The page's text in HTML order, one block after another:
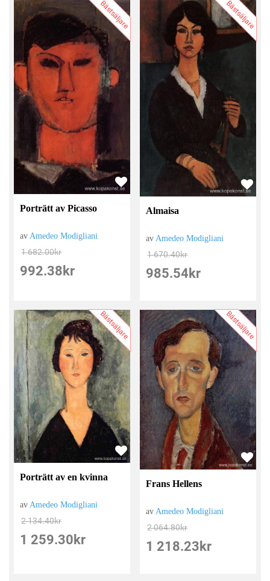
Bästsäljare
Porträtt av Picasso
avAmedeo Modigliani
1 682.00kr
992.38 kr
Bästsäljare
Almaisa
avAmedeo Modigliani
1 670.40kr
985.54 kr
Bästsäljare
Porträtt av en kvinna
avAmedeo Modigliani
2 134.40kr
1 259.30 kr
Bästsäljare
Frans Hellens
av Amedeo Modigliani
2 064.80kr
1 218.23 kr